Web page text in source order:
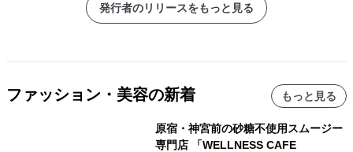
発行者のリリースをもっと見る
ファッション・美容の新着 もっと見る
原宿・神宮前の砂糖不使用スムージー
専門店 「WELLNESS CAFE